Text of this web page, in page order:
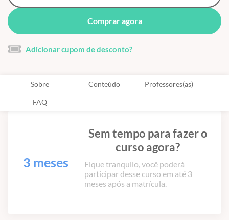
Comprar agora
Adicionar cupom de desconto?
Sobre Conteúdo Professores(as)
FAQ
3 meses
Sem tempo para fazer o
curso agora?
Fique tranquilo, você poderá
participar desse curso em até 3
meses após a matrícula.